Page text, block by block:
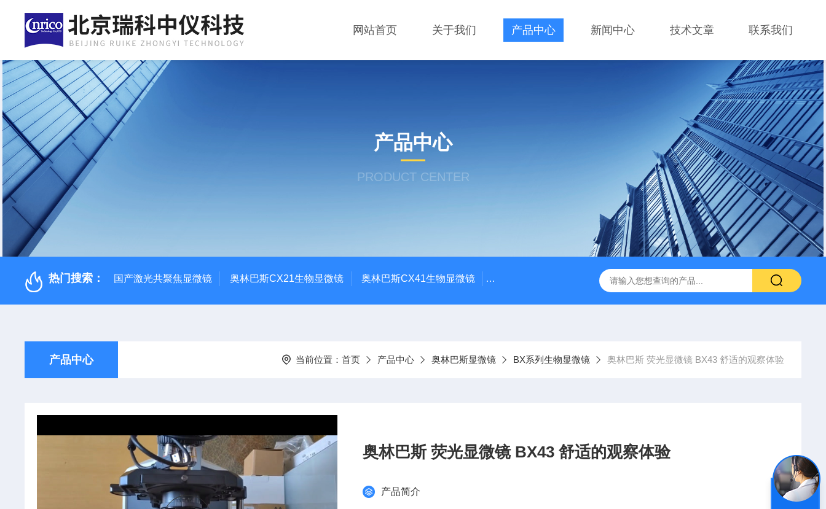
网站首页 关于我们 产品中心 新闻中心 技术文章 联系我们
产品中心
PRODUCT CENTER
热门搜索： 国产激光共聚焦显微镜 奥林巴斯CX21生物显微镜 奥林巴斯CX41生物显微镜 奥林巴斯CX31生物显微镜 QAS 100Lī原位电化学质谱仪 全自动数字
产品中心 当前位置： 首页 产品中心 奥林巴斯显微镜 BX系列生物显微镜 奥林巴斯 荧光显微镜 BX43 舒适的观察体验
奥林巴斯 荧光显微镜 BX43 舒适的观察体验
产品简介